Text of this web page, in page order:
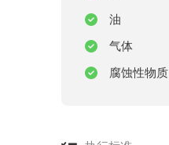
油
气体
腐蚀性物质